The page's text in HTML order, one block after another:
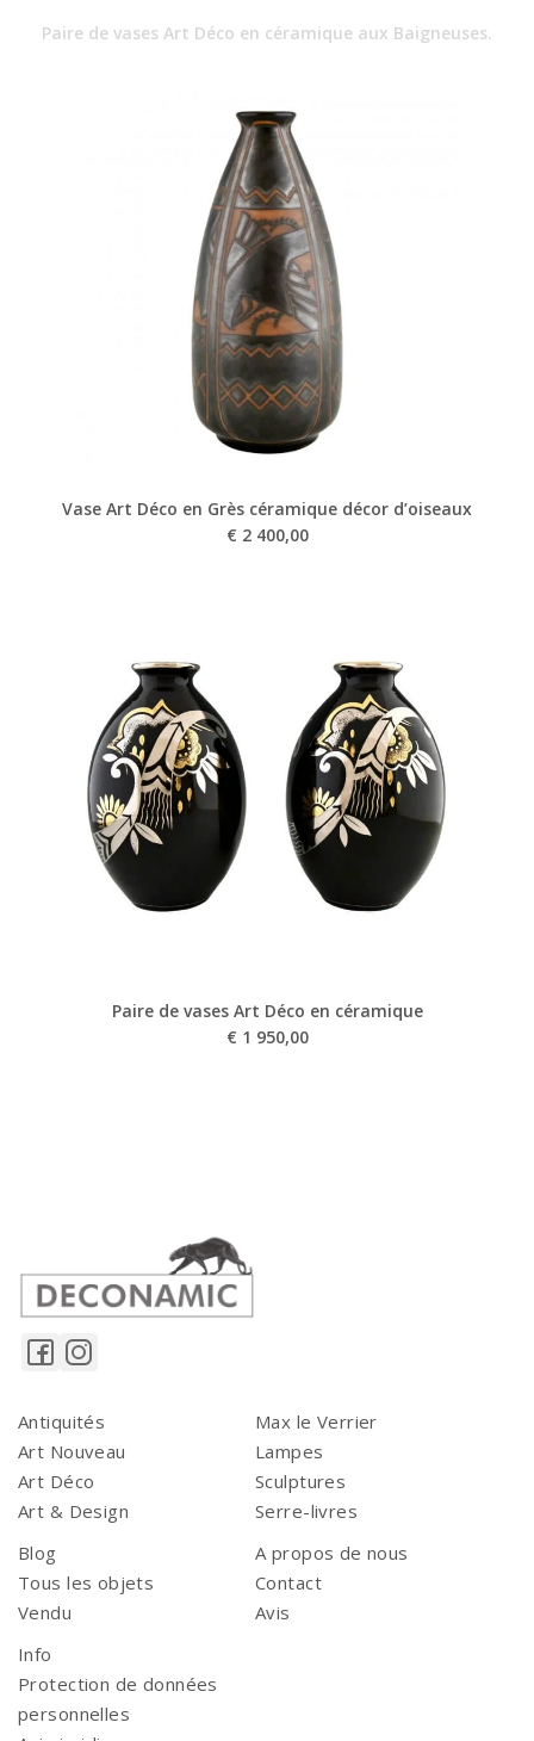
Paire de vases Art Déco en céramique aux Baigneuses.
Vase Art Déco en Grès céramique décor d’oiseaux
€ 2 400,00
Paire de vases Art Déco en céramique
€ 1 950,00
Antiquités
Art Nouveau
Art Déco
Art & Design
Max le Verrier
Lampes
Sculptures
Serre-livres
Blog
Tous les objets
Vendu
A propos de nous
Contact
Avis
Info
Protection de données
personnelles